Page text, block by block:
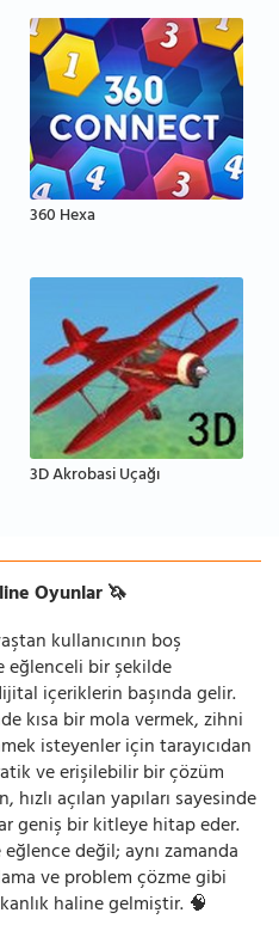
360 Hexa
3D Akrobasi Uçağı
Oyunlar 🦄
kullanıcının boş
eğlenceli bir şekilde
içeriklerin başında gelir.
kısa bir mola vermek, zihni
isteyenler için tarayıcıdan
ve erişilebilir bir çözüm
açılan yapıları sayesinde
geniş bir kitleye hitap eder.
değil; aynı zamanda
ve problem çözme gibi
haline gelmiştir. 🧠